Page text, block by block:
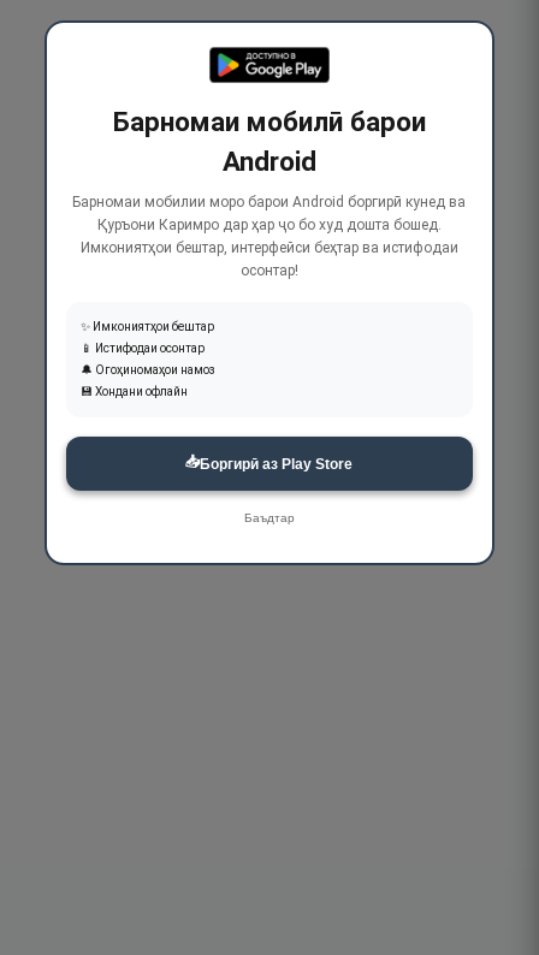
Барномаи мобилӣ барои
Android
Барномаи мобилии моро барои Android боргирӣ кунед ва
Қуръони Каримро дар ҳар ҷо бо худ дошта бошед.
Имкониятҳои бештар, интерфейси беҳтар ва истифодаи
осонтар!
✨ Имкониятҳои бештар
📱 Истифодаи осонтар
🔔 Огоҳиномаҳои намоз
💾 Хондани офлайн
📥Боргирӣ аз Play Store
Баъдтар